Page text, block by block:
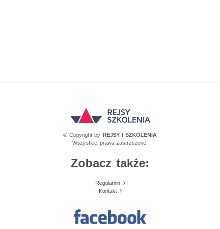
© Copyright by REJSY I SZKOLENIA
Wszystkie prawa zastrzeżone.
Zobacz także:
Regulamin
Kontakt